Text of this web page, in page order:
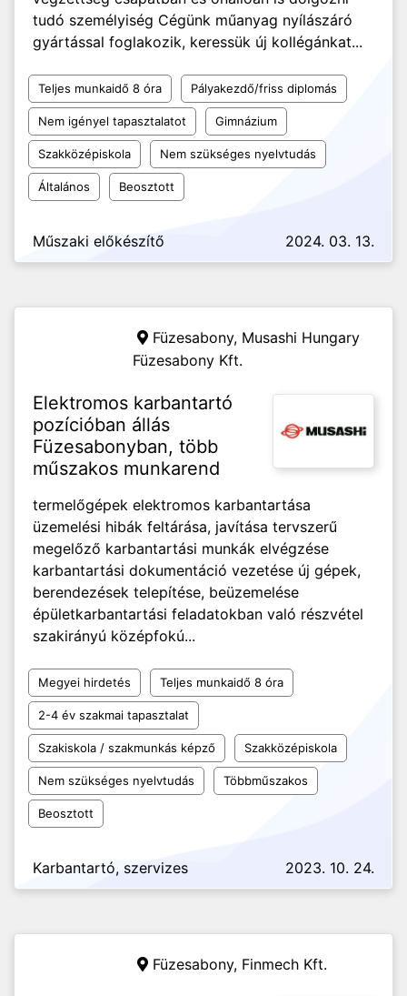
tudó személyiség Cégünk műanyag nyílászáró
gyártással foglakozik, keressük új kollégánkat...
Teljes munkaidő 8 óra Pályakezdő/friss diplomás
Nem igényel tapasztalatot Gimnázium
Szakközépiskola Nem szükséges nyelvtudás
Általános Beosztott
Műszaki előkészítő 2024. 03. 13.
Füzesabony, Musashi Hungary
Füzesabony Kft.
Elektromos karbantartó
pozícióban állás
Füzesabonyban, több
műszakos munkarend
termelőgépek elektromos karbantartása
üzemelési hibák feltárása, javítása tervszerű
megelőző karbantartási munkák elvégzése
karbantartási dokumentáció vezetése új gépek,
berendezések telepítése, beüzemelése
épületkarbantartási feladatokban való részvétel
szakirányú középfokú...
Megyei hirdetés Teljes munkaidő 8 óra
2-4 év szakmai tapasztalat
Szakiskola / szakmunkás képző Szakközépiskola
Nem szükséges nyelvtudás Többműszakos
Beosztott
Karbantartó, szervizes 2023. 10. 24.
Füzesabony, Finmech Kft.